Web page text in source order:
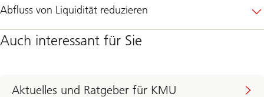
Abfluss von Liquidität reduzieren
Auch interessant für Sie
Aktuelles und Ratgeber für KMU